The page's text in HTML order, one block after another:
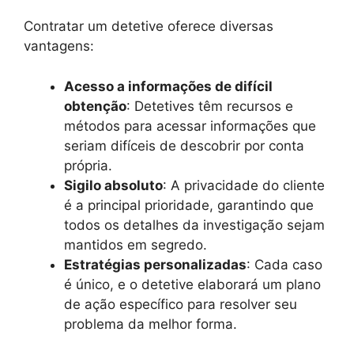
Contratar um detetive oferece diversas
vantagens:
Acesso a informações de difícil
obtenção: Detetives têm recursos e
métodos para acessar informações que
seriam difíceis de descobrir por conta
própria.
Sigilo absoluto: A privacidade do cliente
é a principal prioridade, garantindo que
todos os detalhes da investigação sejam
mantidos em segredo.
Estratégias personalizadas: Cada caso
é único, e o detetive elaborará um plano
de ação específico para resolver seu
problema da melhor forma.